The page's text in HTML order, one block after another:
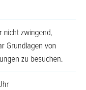
nicht zwingend,
Grundlagen von
zu besuchen.